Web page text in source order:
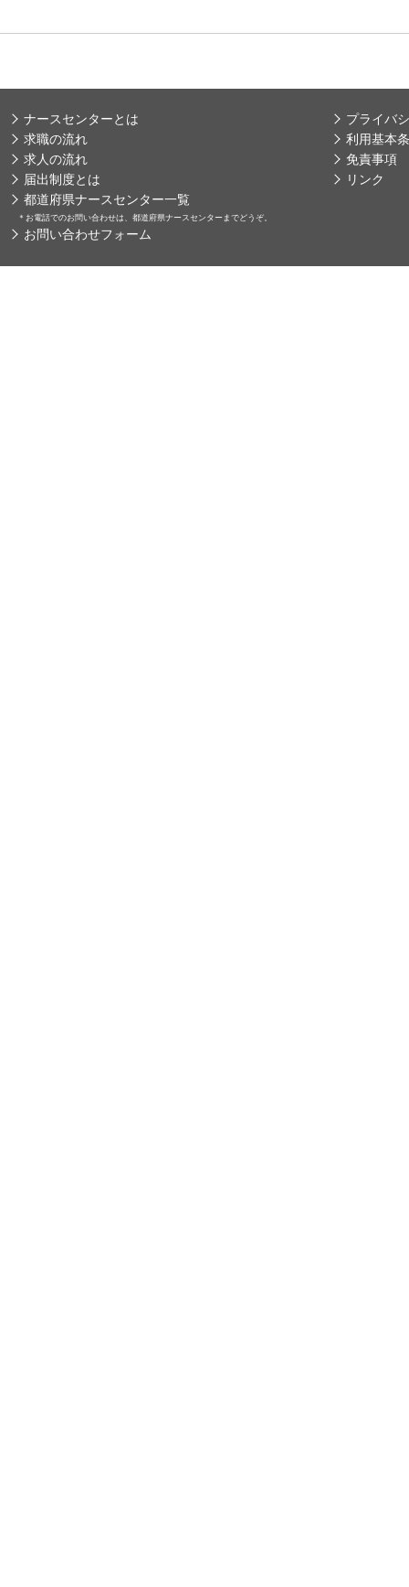
ナースセンターとは
求職の流れ
求人の流れ
届出制度とは
都道府県ナースセンター一覧
＊ お電話でのお問い合わせは、都道府県ナースセンターまでどうぞ。
お問い合わせフォーム
プライバ
利用基本
免責事項
リンク